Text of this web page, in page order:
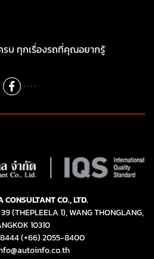
รบ ทุกเรื่องรถที่คุณอยากรู้
CO., LTD.
(THEPLEELA 1), WANG THONGLANG,
10310
(+66) 2055-8400